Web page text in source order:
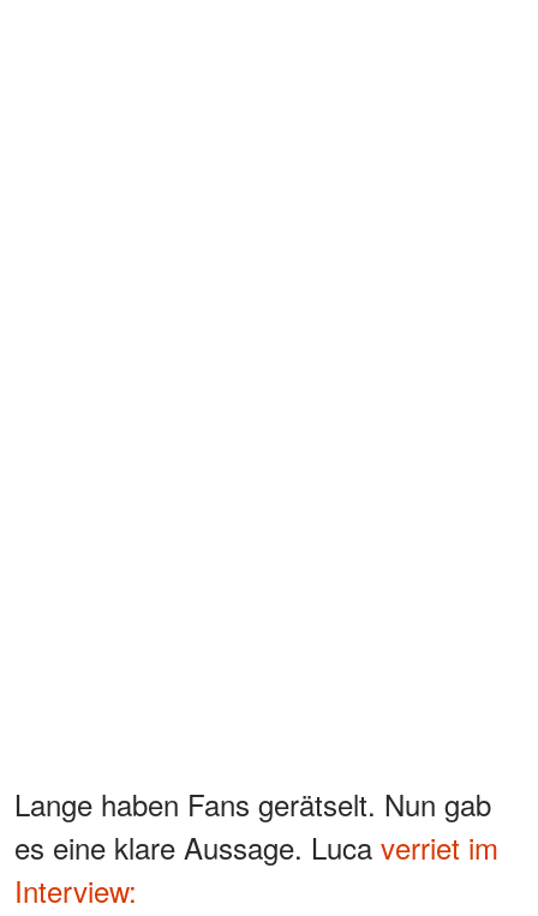
Lange haben Fans gerätselt. Nun gab
es eine klare Aussage. Luca verriet im
Interview: